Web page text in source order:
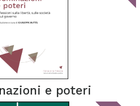
e poteri